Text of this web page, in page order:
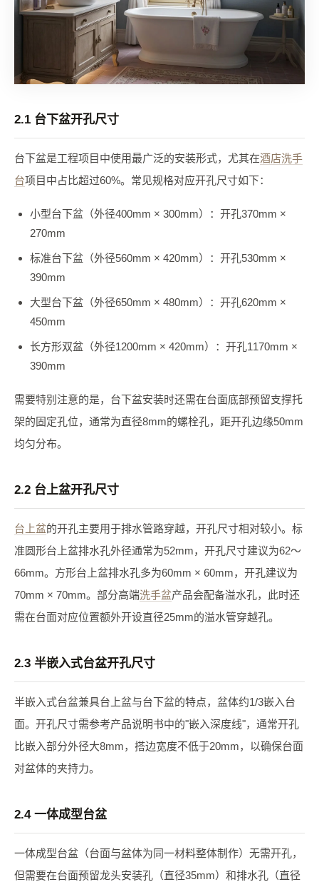
2.1 台下盆开孔尺寸
台下盆是工程项目中使用最广泛的安装形式，尤其在酒店洗手
台项目中占比超过60%。常见规格对应开孔尺寸如下：
小型台下盆（外径400mm × 300mm）：开孔370mm ×
270mm
标准台下盆（外径560mm × 420mm）：开孔530mm ×
390mm
大型台下盆（外径650mm × 480mm）：开孔620mm ×
450mm
长方形双盆（外径1200mm × 420mm）：开孔1170mm ×
390mm
需要特别注意的是，台下盆安装时还需在台面底部预留支撑托
架的固定孔位，通常为直径8mm的螺栓孔，距开孔边缘50mm
均匀分布。
2.2 台上盆开孔尺寸
台上盆的开孔主要用于排水管路穿越，开孔尺寸相对较小。标
准圆形台上盆排水孔外径通常为52mm，开孔尺寸建议为62～
66mm。方形台上盆排水孔多为60mm × 60mm，开孔建议为
70mm × 70mm。部分高端洗手盆产品会配备溢水孔，此时还
需在台面对应位置额外开设直径25mm的溢水管穿越孔。
2.3 半嵌入式台盆开孔尺寸
半嵌入式台盆兼具台上盆与台下盆的特点，盆体约1/3嵌入台
面。开孔尺寸需参考产品说明书中的"嵌入深度线"，通常开孔
比嵌入部分外径大8mm，搭边宽度不低于20mm，以确保台面
对盆体的夹持力。
2.4 一体成型台盆
一体成型台盆（台面与盆体为同一材料整体制作）无需开孔，
但需要在台面预留龙头安装孔（直径35mm）和排水孔（直径